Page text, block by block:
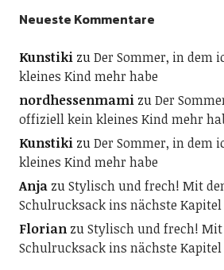
Neueste Kommentare
KunstikizuDer Sommer, in dem
kleines Kind mehr habe
nordhessenmamizuDer
offiziell kein kleines Kind mehr
KunstikizuDer Sommer, in dem
kleines Kind mehr habe
AnjazuStylisch und frech! Mit
Schulrucksack ins nächste
FlorianzuStylisch und frech! Mit
Schulrucksack ins nächste